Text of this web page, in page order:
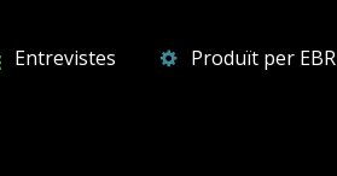
Entrevistes Produït per EBR